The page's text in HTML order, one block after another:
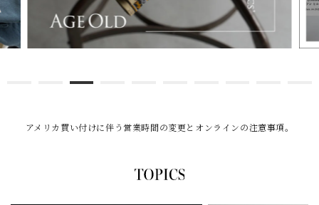
アメリカ買い付けに伴う営業時間の変更とオンラインの注意事項。